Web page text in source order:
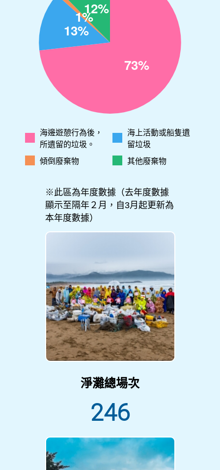
海邊遊憩行為後，
所遺留的垃圾。
海上活動或船隻遺
留垃圾
傾倒廢棄物
其他廢棄物
※此區為年度數據（去年度數據
顯示至隔年２月，自3月起更新為
本年度數據）
淨灘總場次
246